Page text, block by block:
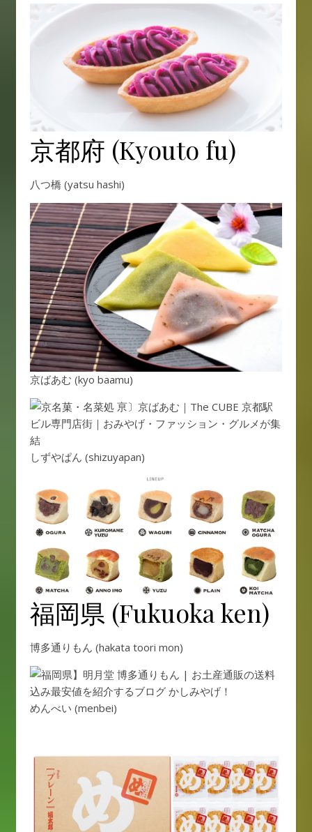
京都府 (Kyouto fu)
八つ橋 (yatsu hashi)
京ばあむ (kyo baamu)
しずやぱん (shizuyapan)
福岡県 (Fukuoka ken)
博多通りもん (hakata toori mon)
めんべい (menbei)